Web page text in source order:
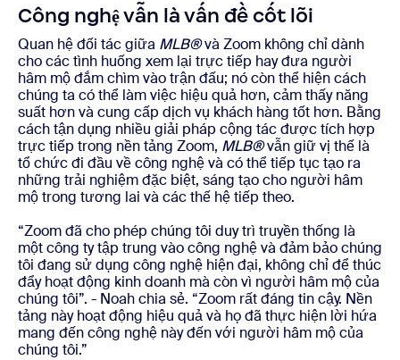
Công nghệ vẫn là vấn đề cốt lõi
Quan hệ đối tác giữa MLB®và Zoom không chỉ dành
cho các tình huống xem lại trực tiếp hay đưa người
hâm mộ đắm chìm vào trận đấu; nó còn thể hiện cách
chúng ta có thể làm việc hiệu quả hơn, cảm thấy năng
suất hơn và cung cấp dịch vụ khách hàng tốt hơn. Bằng
cách tận dụng nhiều giải pháp cộng tác được tích hợp
trực tiếp trong nền tảng Zoom, MLB®vẫn giữ vị thế là
tổ chức đi đầu về công nghệ và có thể tiếp tục tạo ra
những trải nghiệm đặc biệt, sáng tạo cho người hâm
mộ trong tương lai và các thế hệ tiếp theo.
“Zoom đã cho phép chúng tôi duy trì truyền thống là
một công ty tập trung vào công nghệ và đảm bảo chúng
tôi đang sử dụng công nghệ hiện đại, không chỉ để thúc
đẩy hoạt động kinh doanh mà còn vì người hâm mộ của
chúng tôi”. - Noah chia sẻ. “Zoom rất đáng tin cậy. Nền
tảng này hoạt động hiệu quả và họ đã thực hiện lời hứa
mang đến công nghệ này đến với người hâm mộ của
chúng tôi.”